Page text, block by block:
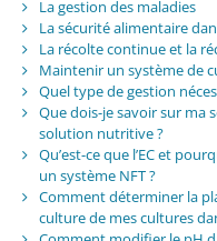
La gestion des maladies
La sécurité alimentaire
La récolte continue et la
Maintenir un système de
Quel type de gestion
Que dois-je savoir sur ma
solution nutritive ?
Qu’est-ce que l’EC et
un système NFT ?
Comment déterminer la
culture de mes cultures